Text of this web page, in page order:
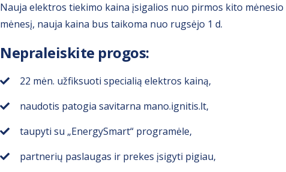
Nauja elektros tiekimo kaina įsigalios nuo pirmos kito
mėnesį, nauja kaina bus taikoma nuo rugsėjo 1 d.
Nepraleiskite progos:
22 mėn. užfiksuoti specialią elektros kainą,
naudotis patogia savitarna mano.ignitis.lt,
taupyti su „EnergySmart“ programėle,
partnerių paslaugas ir prekes įsigyti pigiau,